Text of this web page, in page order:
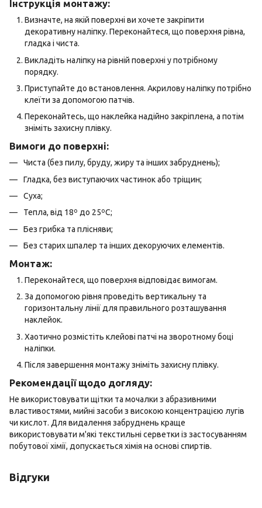
Інструкція монтажу:
Визначте, на якій поверхні ви хочете закріпити
декоративну наліпку. Переконайтеся, що поверхня рівна,
гладка і чиста.
Викладіть наліпку на рівній поверхні у потрібному
порядку.
Приступайте до встановлення. Акрилову наліпку потрібно
клеїти за допомогою патчів.
Переконайтесь, що наклейка надійно закріплена, а потім
зніміть захисну плівку.
Вимоги до поверхні:
Чиста (без пилу, бруду, жиру та інших забруднень);
Гладка, без виступаючих частинок або тріщин;
Суха;
Тепла, від 18º до 25ºС;
Без грибка та плісняви;
Без старих шпалер та інших декоруючих елементів.
Монтаж:
Переконайтеся, що поверхня відповідає вимогам.
За допомогою рівня проведіть вертикальну та
горизонтальну лінії для правильного розташування
наклейок.
Хаотично розмістіть клейові патчі на зворотному боці
наліпки.
Після завершення монтажу зніміть захисну плівку.
Рекомендації щодо догляду:
Не використовувати щітки та мочалки з абразивними
властивостями, мийні засоби з високою концентрацією лугів
чи кислот. Для видалення забруднень краще
використовувати м'які текстильні серветки із застосуванням
побутової хімії, допускається хімія на основі спиртів.
Відгуки